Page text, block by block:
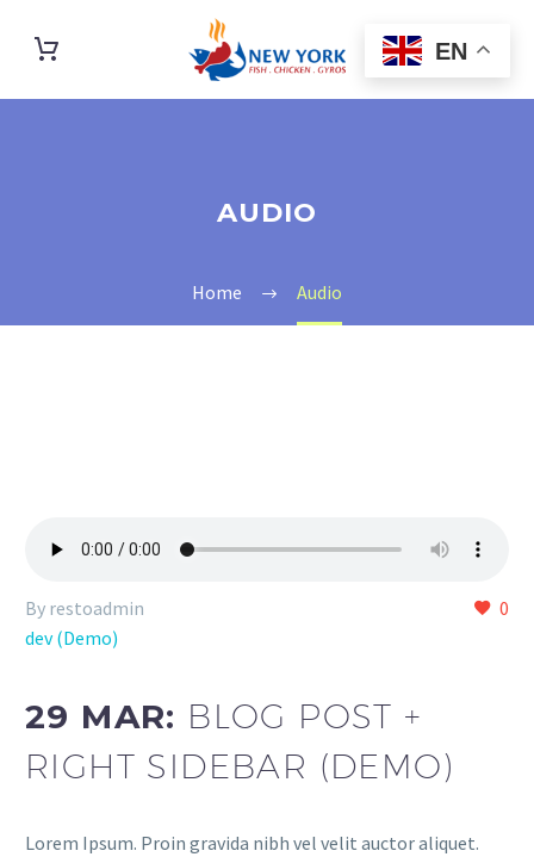
AUDIO
Home Audio
0
By restoadmin
dev (Demo)
29 MAR: BLOG POST +
RIGHT SIDEBAR (DEMO)
Lorem Ipsum. Proin gravida nibh vel velit auctor aliquet.
EN